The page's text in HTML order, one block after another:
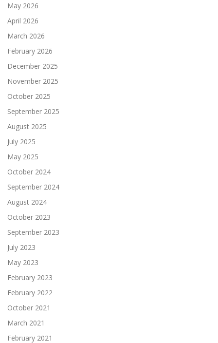
May 2026
April 2026
March 2026
February 2026
December 2025
November 2025
October 2025
September 2025
August 2025
July 2025
May 2025
October 2024
September 2024
August 2024
October 2023
September 2023
July 2023
May 2023
February 2023
February 2022
October 2021
March 2021
February 2021